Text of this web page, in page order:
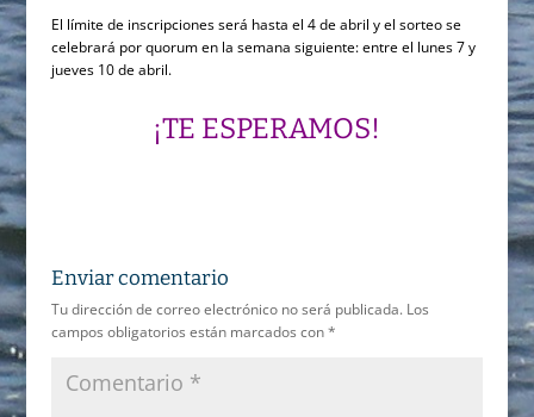
El límite de inscripciones será hasta el 4 de abril y el sorteo se
celebrará por quorum en la semana siguiente: entre el lunes 7 y
jueves 10 de abril.
¡TE ESPERAMOS!
Enviar comentario
Tu dirección de correo electrónico no será publicada. Los
campos obligatorios están marcados con*